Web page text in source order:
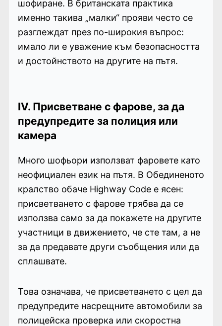
шофиране. В британската практика
именно такива „малки“ прояви често се
разглеждат през по-широкия въпрос:
имало ли е уважение към безопасността
и достойнството на другите на пътя.
IV. Присветване с фарове, за да
предупредите за полиция или
камера
Много шофьори използват фаровете като
неофициален език на пътя. В Обединеното
кралство обаче Highway Code е ясен:
присветването с фарове трябва да се
използва само за да покажете на другите
участници в движението, че сте там, а не
за да предавате други съобщения или да
сплашвате.
Това означава, че присветването с цел да
предупредите насрещните автомобили за
полицейска проверка или скоростна